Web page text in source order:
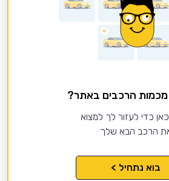
הרכבים באתר?
כדי לעזור לך למצוא
הרכב הבא שלך
בוא נתחיל >